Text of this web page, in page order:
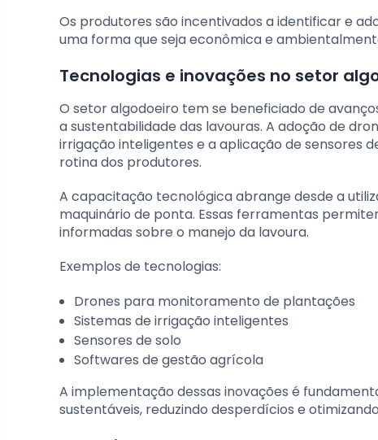
Os produtores são incentivados a identificar e
uma forma que seja econômica e
Tecnologias e inovações no setor
O setor algodoeiro tem se beneficiado de
a sustentabilidade das lavouras. A adoção de
irrigação inteligentes e a aplicação de sensores
rotina dos produtores.
A capacitação tecnológica abrange desde a
maquinário de ponta. Essas ferramentas
informadas sobre o manejo da lavoura.
Exemplos de tecnologias:
Drones para monitoramento de plantações
Sistemas de irrigação inteligentes
Sensores de solo
Softwares de gestão agrícola
A implementação dessas inovações é
sustentáveis, reduzindo desperdícios e